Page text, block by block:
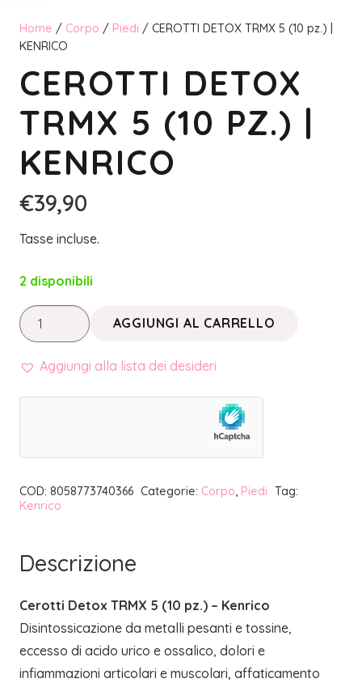
Home / Corpo / Piedi / CEROTTI DETOX TRMX 5 (10 pz.) |
KENRICO
CEROTTI DETOX
TRMX 5 (10 PZ.) |
KENRICO
€39,90
Tasse incluse.
2 disponibili
CEROTTI
DETOX
TRMX
quantità
AGGIUNGI AL CARRELLO
Aggiungi alla lista dei desideri
COD: 8058773740366 Categorie: Corpo, Piedi Tag:
Kenrico
Descrizione
Cerotti Detox TRMX 5 (10 pz.) – Kenrico
Disintossicazione da metalli pesanti e tossine,
eccesso di acido urico e ossalico, dolori e
infiammazioni articolari e muscolari, affaticamento